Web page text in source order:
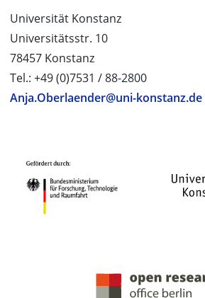
Universität Konstanz
Universitätsstr. 10
78457 Konstanz
Tel.: +49 (0)7531 / 88-2800
Anja.Oberlaender@uni-konstanz.de